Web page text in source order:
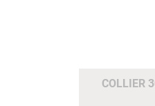
COLLIER